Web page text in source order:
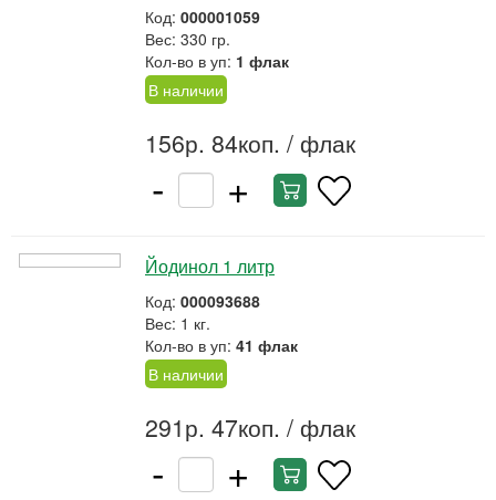
Код: 000001059
Вес: 330 гр.
Кол-во в уп: 1 флак
В наличии
156р. 84коп. / флак
- +
Йодинол 1 литр
Код: 000093688
Вес: 1 кг.
Кол-во в уп: 41 флак
В наличии
291р. 47коп. / флак
- +